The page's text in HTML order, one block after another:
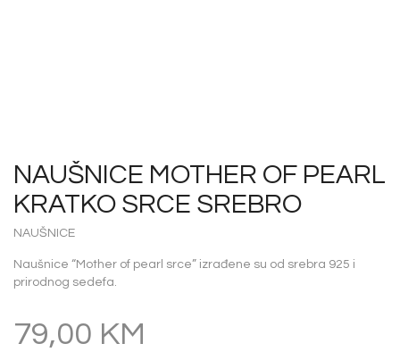
NAUŠNICE MOTHER OF PEARL
KRATKO SRCE SREBRO
NAUŠNICE
Naušnice “Mother of pearl srce” izrađene su od srebra 925 i
prirodnog sedefa.
79,00 KM